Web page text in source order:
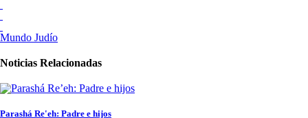
Mundo Judío
Noticias Relacionadas
Parashá Re'eh: Padre e hijos